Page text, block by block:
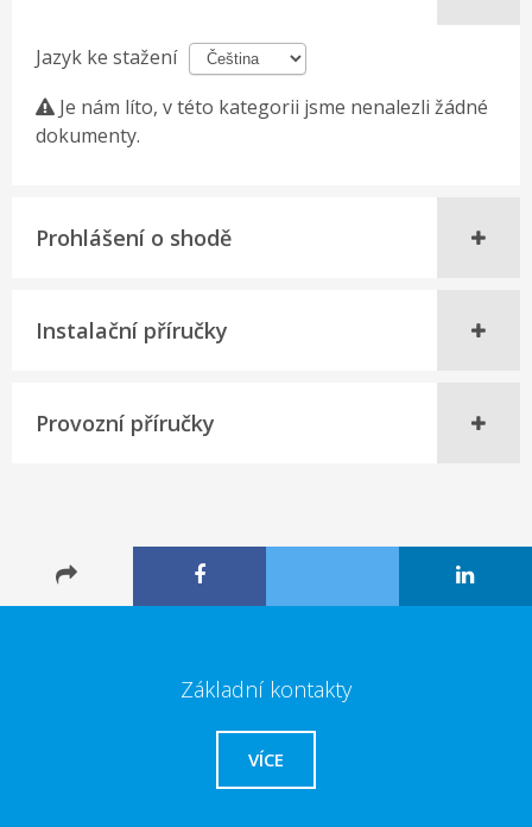
Jazyk ke stažení
Je nám líto, v této kategorii jsme nenalezli žádné
dokumenty.
Prohlášení o shodě
Instalační příručky
Provozní příručky
Základní kontakty
VÍCE